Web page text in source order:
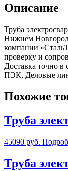
Описание
Труба
Нижнем
компании
проверку и
Доставка точно
ПЭК, Деловые
Похожие
Труба
45090 руб.
Труба